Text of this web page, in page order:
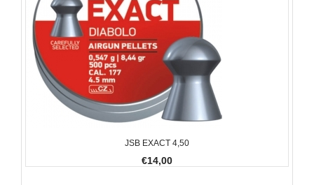
JSB EXACT 4,50
€14,00